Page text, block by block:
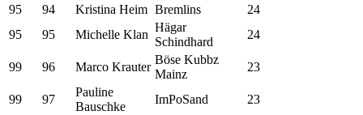
95
94 Kristina Heim Bremlins
24
95
95 Michelle Klan
Hägar
Schindhard
24
99 96 Marco Krauter
Böse Kubbz
Mainz
23
99 97
Pauline
Bauschke
ImPoSand 23